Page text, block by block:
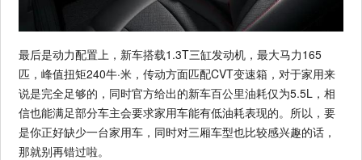
最后是动力配置上，新车搭载1.3T三缸发动机，最大马力165
匹，峰值扭矩240牛·米，传动方面匹配CVT变速箱，对于家用来
说是完全足够的，同时官方给出的新车百公里油耗仅为5.5L，相
信也能满足部分车主会要求家用车能有低油耗表现的。所以，要
是你正好缺少一台家用车，同时对三厢车型也比较感兴趣的话，
那就别再错过啦。